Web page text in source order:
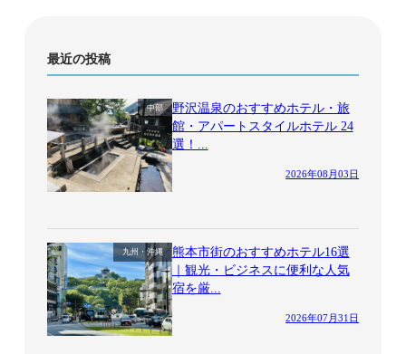
最近の投稿
中部
野沢温泉のおすすめホテル・旅
館・アパートスタイルホテル 24
選！...
2026年08月03日
九州・沖縄
熊本市街のおすすめホテル16選
｜観光・ビジネスに便利な人気
宿を厳...
2026年07月31日